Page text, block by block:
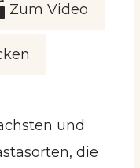
Zum Video
und
die